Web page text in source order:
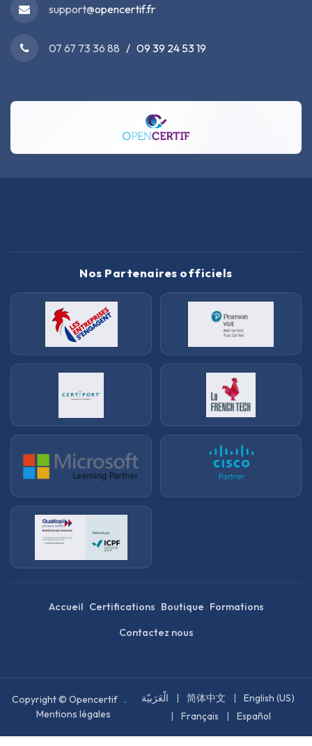
support@opencertif.fr
07 67 73 36 88 / 09 39 24 53 19
Nos Partenaires officiels
Accueil Certifications Boutique Formations
Contactez nous
Copyright © Opencertif .
Mentions légales
الْعَرَبيّة | 简体中文 |
English (US)
|
Français | Español